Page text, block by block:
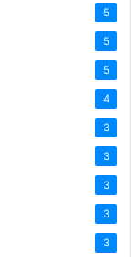
5
5
5
4
3
3
3
3
3